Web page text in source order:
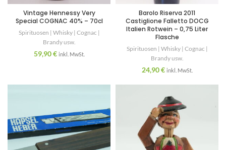
Vintage Hennessy Very
Special COGNAC 40% – 70cl
Spirituosen | Whisky | Cognac |
Brandy usw.
59,90€ inkl. MwSt.
Barolo Riserva 2011
Castiglione Falletto DOCG
Italien Rotwein – 0,75 Liter
Flasche
Spirituosen | Whisky | Cognac |
Brandy usw.
24,90€ inkl. MwSt.